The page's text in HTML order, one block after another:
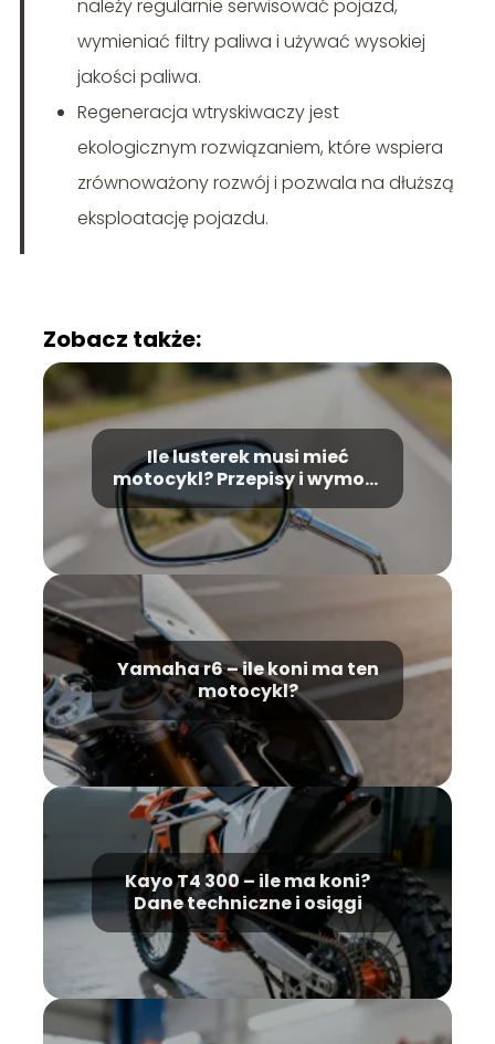
należy regularnie serwisować pojazd,
wymieniać filtry paliwa i używać wysokiej
jakości paliwa.
Regeneracja wtryskiwaczy jest
ekologicznym rozwiązaniem, które wspiera
zrównoważony rozwój i pozwala na dłuższą
eksploatację pojazdu.
Zobacz także:
Ile lusterek musi mieć
motocykl? Przepisy i wymogi
prawne
Yamaha r6 – ile koni ma ten
motocykl?
Kayo T4 300 – ile ma koni?
Dane techniczne i osiągi